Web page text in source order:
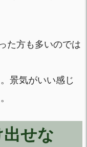
た方も多いのでは
景気がいい感じ
せな